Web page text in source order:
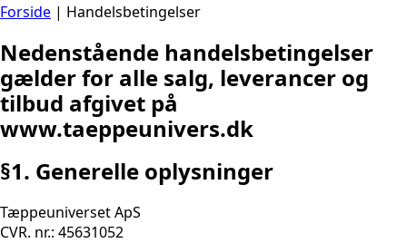
Forside | Handelsbetingelser
Nedenstående handelsbetingelser
gælder for alle salg, leverancer og
tilbud afgivet på
www.taeppeunivers.dk
§1. Generelle oplysninger
Tæppeuniverset ApS
CVR. nr.: 45631052